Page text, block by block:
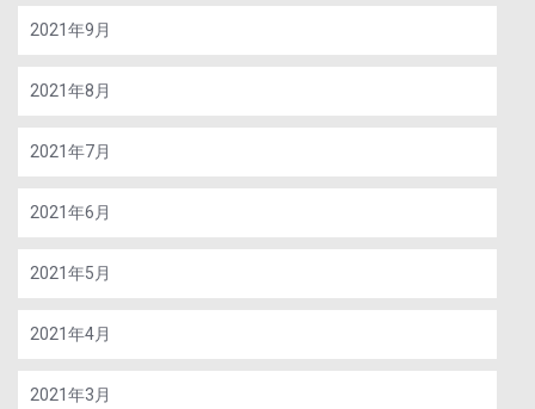
2021年9月
2021年8月
2021年7月
2021年6月
2021年5月
2021年4月
2021年3月